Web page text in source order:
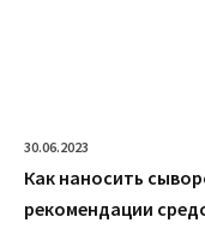
30.06.2023
Как наносить
рекомендации